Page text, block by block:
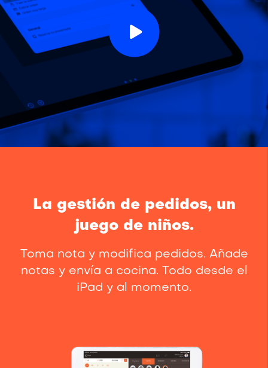
La gestión de pedidos, un
juego de niños.
Toma nota y modifica pedidos. Añade
notas y envía a cocina. Todo desde el
iPad y al momento.